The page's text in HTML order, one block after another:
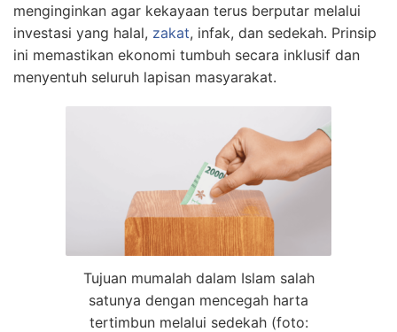
menginginkan agar kekayaan terus berputar melalui
investasi yang halal, zakat, infak, dan sedekah. Prinsip
ini memastikan ekonomi tumbuh secara inklusif dan
menyentuh seluruh lapisan masyarakat.
Tujuan mumalah dalam Islam salah
satunya dengan mencegah harta
tertimbun melalui sedekah (foto: